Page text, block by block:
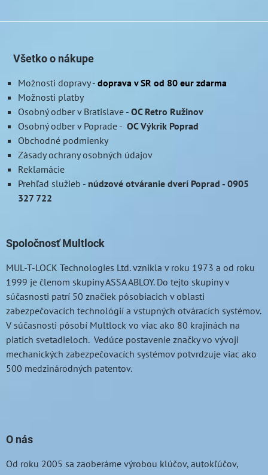
Všetko o nákupe
Možnosti dopravy- doprava v SR od 80 eur zdarma
Možnosti platby
Osobný odber v Bratislave - OC Retro Ružinov
Osobný odber v Poprade - OC Výkrik Poprad
Obchodné podmienky
Zásady ochrany osobných údajov
Reklamácie
Prehľad služieb - núdzové otváranie dverí Poprad - 0905
327 722
Spoločnosť Multlock
MUL-T-LOCK Technologies Ltd. vznikla v roku 1973 a od roku
1999 je členom skupiny ASSA ABLOY. Do tejto skupiny v
súčasnosti patrí 50 značiek pôsobiacich v oblasti
zabezpečovacích technológií a vstupných otváracích systémov.
V súčasnosti pôsobí Multlock vo viac ako 80 krajinách na
piatich svetadieloch. Vedúce postavenie značky vo vývoji
mechanických zabezpečovacích systémov potvrdzuje viac ako
500 medzinárodných patentov.
O nás
Od roku 2005 sa zaoberáme výrobou klúčov, autokľúčov,